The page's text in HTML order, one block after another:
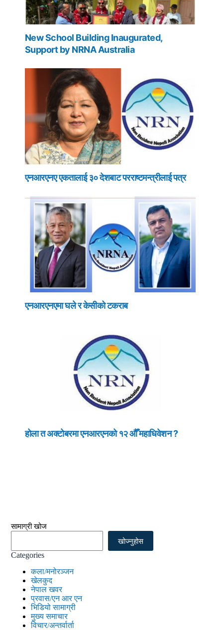
New School Building Inaugurated,
Support by NRNA Australia
एनआरएनए एकतालाई ३० देशबाट परराष्टमन्त्रीलाई पत्र
एनआरएनएमा घले र केसीको टकराब
होला त अक्टोबरमा एनआरएनको १२ औँ महाधिवेशन ?
सामाग्री खोज
खोज्नुहोस
Categories
कला/मनोरञ्जन
खेलकुद
नेपाल खवर
प्रवास/एन आर एन
भिडियो सामाग्री
मुख्य समाचार
विचार/अन्तर्वार्ता